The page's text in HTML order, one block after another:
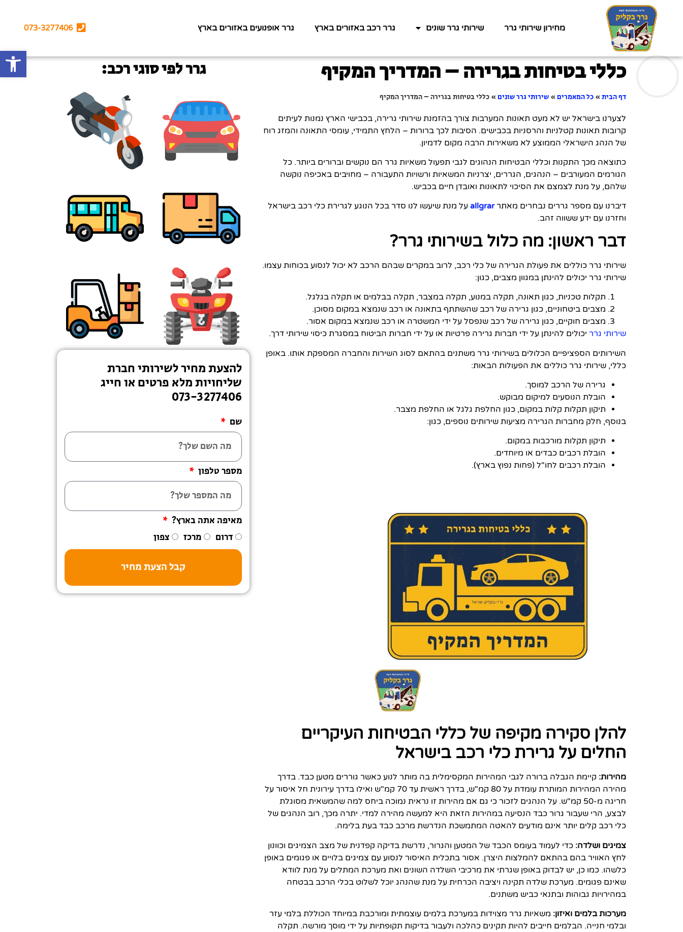
פתח
מחירון שירותי גרר שירותי גרר שונים גרר רכב באזורים בארץ גרר אופנועים באזורים בארץ 073-3277406
כללי בטיחות בגרירה – המדריך המקיף
דף הבית » כל המאמרים » שירותי גרר שונים » כללי בטיחות בגרירה – המדריך המקיף
לצערנו בישראל יש לא מעט תאונות המערבות צורך בהזמנת שירותי גרירה, בכבישי הארץ נמנות לעיתים
קרובות תאונות קטלניות והרסניות בכבישים. הסיבות לכך ברורות – הלחץ התמידי, עומסי התאונה והמזג רוח
של הנהג הישראלי הממוצע לא משאירות הרבה מקום לדמיון.
כתוצאה מכך התקנות וכללי הבטיחות הנהוגים לגבי תפעול משאיות גרר הם נוקשים וברורים ביותר. כל
הגורמים המעורבים – הנהגים, הגררים, יצרניות המשאיות ורשויות התעבורה – מחויבים באכיפה נוקשה
שלהם, על מנת לצמצם את הסיכוי לתאונות ואובדן חיים בכביש.
דיברנו עם מספר גררים נבחרים מאתרallgrar על מנת שיעשו לנו סדר בכל הנוגע לגרירת כלי רכב בישראל
וחזרנו עם ידע ששווה זהב.
דבר ראשון: מה כלול בשירותי גרר?
שירותי גרר כוללים את פעולת הגרירה של כלי רכב, לרוב במקרים שבהם הרכב לא יכול לנסוע בכוחות עצמו.
שירותי גרר יכולים להינתן במגוון מצבים, כגון:
תקלות טכניות, כגון תאונה, תקלה במנוע, תקלה במצבר, תקלה בבלמים או תקלה בגלגל.
מצבים ביטחוניים, כגון גרירה של רכב שהשתתף בתאונה או רכב שנמצא במקום מסוכן.
מצבים חוקיים, כגון גרירה של רכב שנפסל על ידי המשטרה או רכב שנמצא במקום אסור.
שירותי גרר יכולים להינתן על ידי חברות גרירה פרטיות או על ידי חברות הביטוח במסגרת כיסוי שירותי דרך.
השירותים הספציפיים הכלולים בשירותי גרר משתנים בהתאם לסוג השירות והחברה המספקת אותו. באופן
כללי, שירותי גרר כוללים את הפעולות הבאות:
גרירה של הרכב למוסך.
הובלת הנוסעים למיקום מבוקש.
תיקון תקלות קלות במקום, כגון החלפת גלגל או החלפת מצבר.
בנוסף, חלק מחברות הגרירה מציעות שירותים נוספים, כגון:
תיקון תקלות מורכבות במקום.
הובלת רכבים כבדים או מיוחדים.
הובלת רכבים לחו"ל (פחות נפוץ בארץ).
להלן סקירה מקיפה של כללי הבטיחות העיקריים
החלים על גרירת כלי רכב בישראל
מהירות: קיימת הגבלה ברורה לגבי המהירות המקסימלית בה מותר לנוע כאשר גוררים מטען כבד. בדרך
מהירה המהירות המותרת עומדת על 80 קמ"ש, בדרך ראשית עד 70 קמ"ש ואילו בדרך עירונית חל איסור על
חריגה מ-50 קמ"ש. על הנהגים לזכור כי גם אם מהירות זו נראית נמוכה ביחס למה שהמשאית מסוגלת
לבצע, הרי שעבור גרור כבד הנסיעה במהירות הזאת היא למעשה מהירה למדי. יתרה מכך, רוב הנהגים של
כלי רכב קלים יותר אינם מודעים להאטה המתמשכת הנדרשת מרכב כבד בעת בלימה.
צמיגים ושלדה: כדי לעמוד בעומס הכבד של המטען והגרור, נדרשת בדיקה קפדנית של מצב הצמיגים וכוונון
לחץ האוויר בהם בהתאם להמלצות היצרן. אסור בתכלית האיסור לנסוע עם צמיגים בלויים או פגומים באופן
כלשהו. כמו כן, יש לבדוק באופן שגרתי את מרכיבי השלדה השונים ואת מערכת המתלים על מנת לוודא
שאינם פגומים. מערכת שלדה תקינה ויציבה הכרחית על מנת שהנהג יוכל לשלוט בכלי הרכב בבטחה
במהירויות גבוהות ובתנאי כביש משתנים.
מערכות בלמים ואיזון: משאיות גרר מצוידות במערכת בלמים עוצמתית ומורכבת במיוחד הכוללת בלמי עזר
ובלמי חנייה. הבלמים חייבים להיות תקינים כהלכה ולעבור בדיקות תקופתיות על ידי מוסך מורשה. תקלה
גרר לפי סוגי רכב:
להצעת מחיר לשירותי חברת
שליחויות מלא פרטים או חייג
073-3277406
שם
מספר טלפון
מאיפה אתה בארץ?
דרום
מרכז צפון
קבל הצעת מחיר